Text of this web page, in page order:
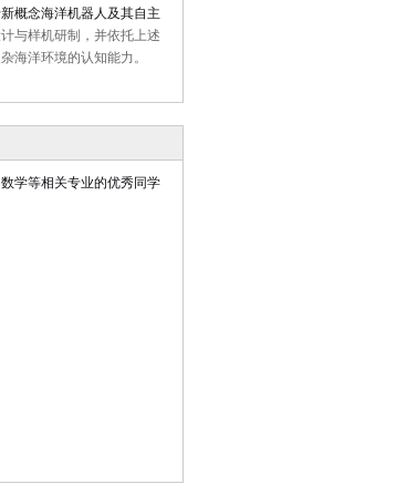
概念海洋机器人及其自主
与样机研制，并依托上述
海洋环境的认知能力。
学等相关专业的优秀同学